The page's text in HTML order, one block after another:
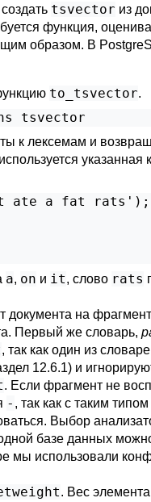
tsvector из
функция,
образом. В
to_tsvector.
tsvector
к лексемам и
указанная
it ate a fat rats');
a, on и it, слово rats
документа на
Первый же словарь,
, так как один из
12.6.1) и
. Если фрагмент не
- , так как с таким
Выбор
базе данных
использовали
. Вес